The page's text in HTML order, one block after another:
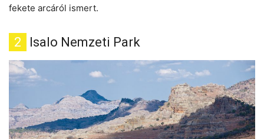
fekete arcáról ismert.
2 Isalo Nemzeti Park